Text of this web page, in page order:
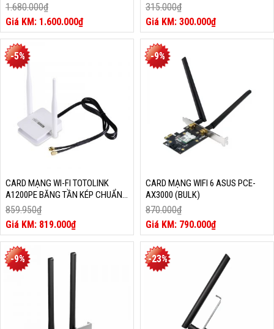
1.680.000₫
Giá
gốc
là:
1.680.000₫.
1.600.000₫
Giá
hiện
tại
là:
1.600.000₫.
315.000₫
Giá
gốc
là:
315.000₫.
300.000₫
Giá
hiện
tại
là:
300.000₫.
-5%
CARD MẠNG WI-FI TOTOLINK
A1200PE BĂNG TẦN KÉP CHUẨN
AC1200
859.950₫
Giá
gốc
là:
859.950₫.
819.000₫
Giá
hiện
tại
là:
-9%
CARD MẠNG WIFI 6 ASUS PCE-
AX3000 (BULK)
870.000₫
Giá
gốc
là:
870.000₫.
790.000₫
Giá
hiện
tại
là:
-9% -23%